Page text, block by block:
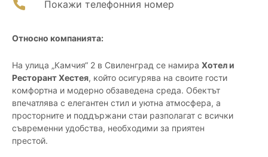
Покажи телефонния номер
Относно компанията:
На улица „Камчия“ 2 в Свиленград се намира Хотел и
Ресторант Хестея, който осигурява на своите гости
комфортна и модерно обзаведена среда. Обектът
впечатлява с елегантен стил и уютна атмосфера, а
просторните и поддържани стаи разполагат с всички
съвременни удобства, необходими за приятен
престой.